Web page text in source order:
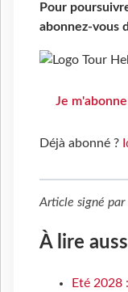
Pour
abonnez-vous
Je m'abonne
Déjà abonné ?
Article signé par
À lire
Eté 2028